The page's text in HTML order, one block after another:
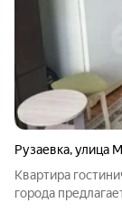
Рузаевка,улица
Квартира
города